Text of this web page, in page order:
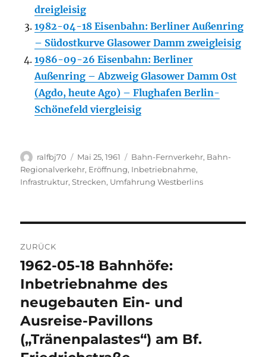
dreigleisig
1982-04-18 Eisenbahn: Berliner Außenring
– Südostkurve Glasower Damm zweigleisig
1986-09-26 Eisenbahn: Berliner
Außenring – Abzweig Glasower Damm Ost
(Agdo, heute Ago) – Flughafen Berlin-
Schönefeld viergleisig
Autor
ralfbj70
Veröffentlicht
am
Mai 25, 1961 Kategorien
Bahn-Fernverkehr, Bahn-
Regionalverkehr, Eröffnung, Inbetriebnahme,
Infrastruktur,Strecken, Umfahrung Westberlins
ZURÜCK
Vorheriger
Beitrag:
1962-05-18 Bahnhöfe:
Inbetriebnahme des
neugebauten Ein- und
Ausreise-Pavillons
(„Tränenpalastes“) am Bf.